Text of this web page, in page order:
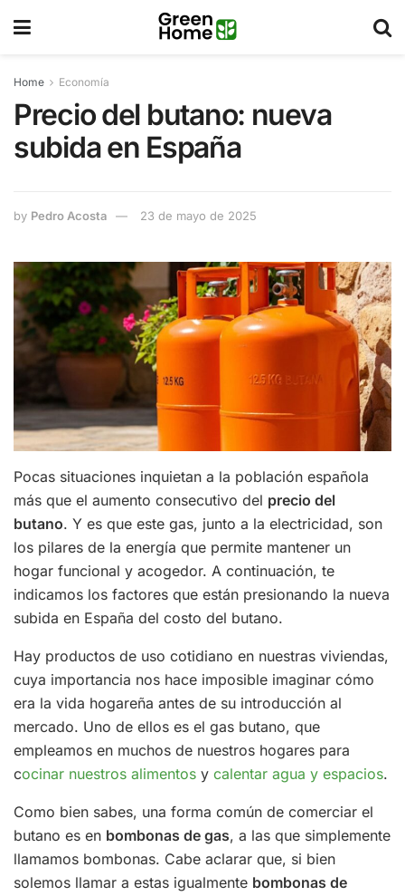
Home Economía
Precio del butano: nueva
subida en España
by Pedro Acosta 23 de mayo de 2025
Pocas situaciones inquietan a la población española
más que el aumento consecutivo del precio del
butano. Y es que este gas, junto a la electricidad, son
los pilares de la energía que permite mantener un
hogar funcional y acogedor. A continuación, te
indicamos los factores que están presionando la nueva
subida en España del costo del butano.
Hay productos de uso cotidiano en nuestras viviendas,
cuya importancia nos hace imposible imaginar cómo
era la vida hogareña antes de su introducción al
mercado. Uno de ellos es el gas butano, que
empleamos en muchos de nuestros hogares para
cocinar nuestros alimentos y calentar agua y espacios.
Como bien sabes, una forma común de comerciar el
butano es en bombonas de gas, a las que simplemente
llamamos bombonas. Cabe aclarar que, si bien
solemos llamar a estas igualmente bombonas de